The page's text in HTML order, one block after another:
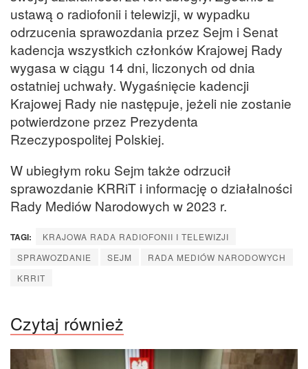
ustawą o radiofonii i telewizji, w wypadku
odrzucenia sprawozdania przez Sejm i Senat
kadencja wszystkich członków Krajowej Rady
wygasa w ciągu 14 dni, liczonych od dnia
ostatniej uchwały. Wygaśnięcie kadencji
Krajowej Rady nie następuje, jeżeli nie zostanie
potwierdzone przez Prezydenta
Rzeczypospolitej Polskiej.
W ubiegłym roku Sejm także odrzucił
sprawozdanie KRRiT i informację o działalności
Rady Mediów Narodowych w 2023 r.
TAGI:
KRAJOWA RADA RADIOFONII I TELEWIZJI
SPRAWOZDANIE
SEJM
RADA MEDIÓW NARODOWYCH
KRRIT
Czytaj również